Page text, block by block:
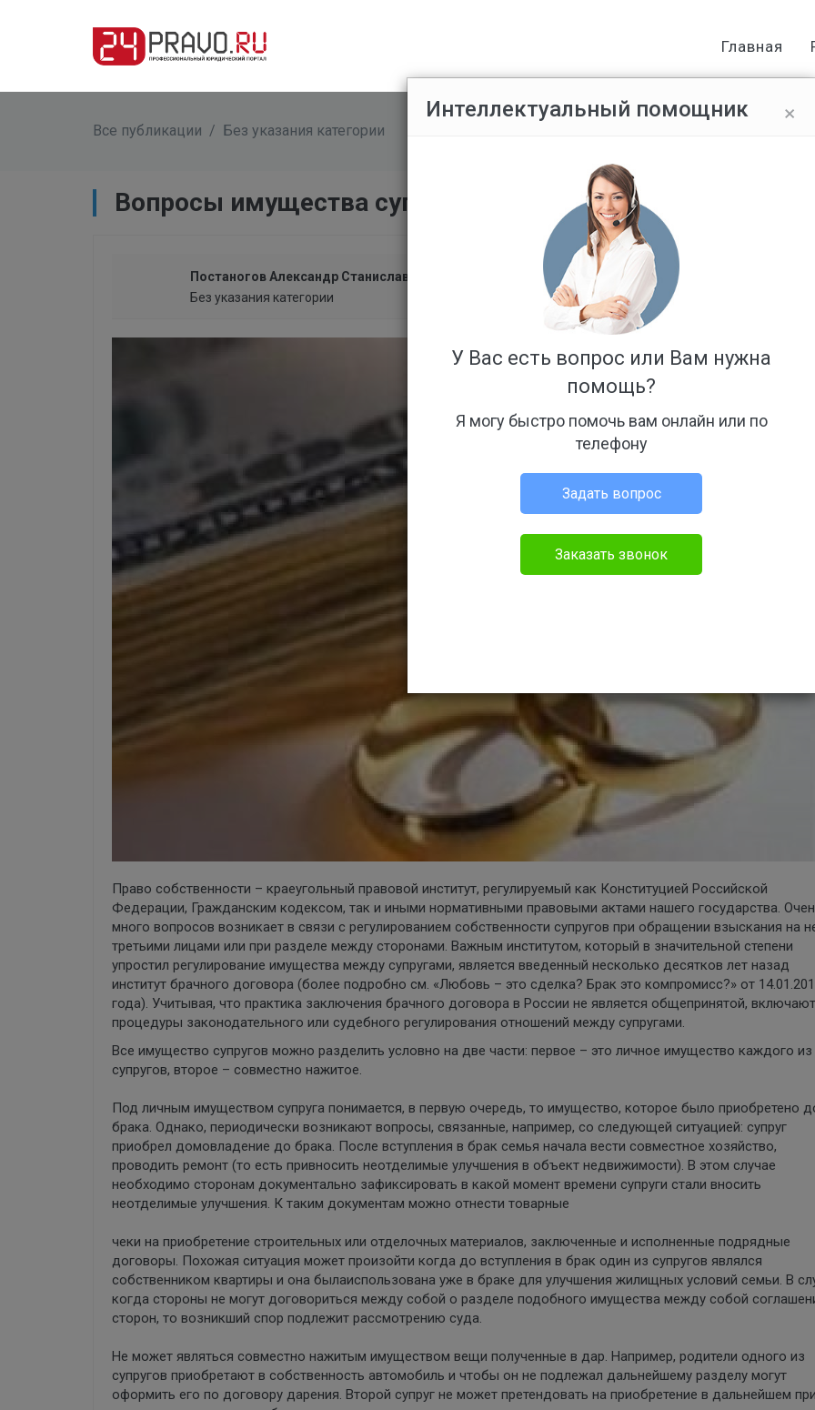
Главная
Все публикации / Без указания категории
Вопросы имущества супругов
Постаногов Александр Станиславовоич
Без указания категории
Право собственности – краеугольный правовой институт, регулируемый как Конституцией Российской
Федерации, Гражданским кодексом, так и иными нормативными правовыми актами нашего государства.
много вопросов возникает в связи с регулированием собственности супругов при обращении взыскания на
третьими лицами или при разделе между сторонами. Важным институтом, который в значительной степени
упростил регулирование имущества между супругами, является введенный несколько десятков лет назад
институт брачного договора (более подробно см. «Любовь – это сделка? Брак это компромисс?» от
года). Учитывая, что практика заключения брачного договора в России не является общепринятой,
процедуры законодательного или судебного регулирования отношений между супругами.
Все имущество супругов можно разделить условно на две части: первое – это личное имущество каждого из
супругов, второе – совместно нажитое.
Под личным имуществом супруга понимается, в первую очередь, то имущество, которое было приобретено
брака. Однако, периодически возникают вопросы, связанные, например, со следующей ситуацией: супруг
приобрел домовладение до брака. После вступления в брак семья начала вести совместное хозяйство,
проводить ремонт (то есть привносить неотделимые улучшения в объект недвижимости). В этом случае
необходимо сторонам документально зафиксировать в какой момент времени супруги стали вносить
неотделимые улучшения. К таким документам можно отнести товарные
чеки на приобретение строительных или отделочных материалов, заключенные и исполненные подрядные
договоры. Похожая ситуация может произойти когда до вступления в брак один из супругов являлся
собственником квартиры и она былаиспользована уже в браке для улучшения жилищных условий семьи. В
когда стороны не могут договориться между собой о разделе подобного имущества между собой
сторон, то возникший спор подлежит рассмотрению суда.
Не может являться совместно нажитым имуществом вещи полученные в дар. Например, родители одного из
супругов приобретают в собственность автомобиль и чтобы он не подлежал дальнейшему разделу могут
оформить его по договору дарения. Второй супруг не может претендовать на приобретение в дальнейшем при
×
Интеллектуальный помощник
У Вас есть вопрос или Вам нужна
помощь?
Я могу быстро помочь вам онлайн или по
телефону
Задать вопрос
Заказать звонок